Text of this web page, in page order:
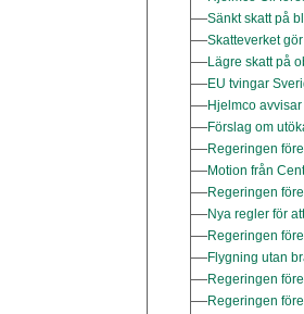
Sänkt skatt på
Skatteverket
Lägre skatt på
EU tvingar
Hjelmco
Förslag om
Regeringen
Motion från
Regeringen
Nya regler för
Regeringen
Flygning utan
Regeringen
Regeringen